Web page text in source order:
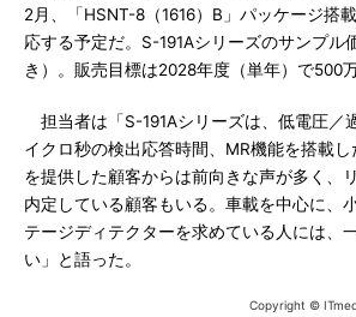
2月、「HSNT-8（1616）B」パッケージ搭
応する予定だ。S-191Aシリーズのサンプル
き）。販売目標は2028年度（単年）で500
担当者は「S-191Aシリーズは、低電圧／
イクロ秒の検出応答時間、MR機能を搭載
を提供した顧客からは前向きな声が多く、
内定している顧客もいる。車載を中心に、
テージディテクターを求めている人には、
い」と語った。
Copyright ©